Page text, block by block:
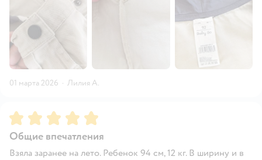
01 марта 2026 · Лилия А.
Рейтинг:5
Общие впечатления
Взяла заранее на лето. Ребенок 94 см, 12 кг. В ширину и в